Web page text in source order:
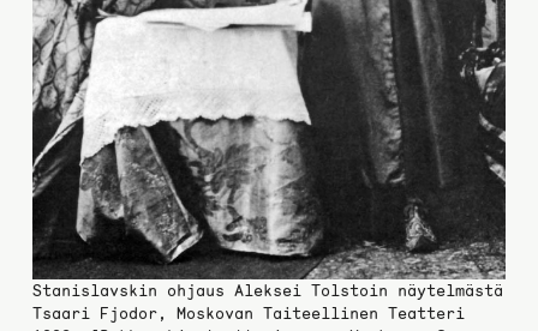
Stanislavskin ohjaus Aleksei Tolstoin näytelmästä
Tsaari Fjodor, Moskovan Taiteellinen Teatteri